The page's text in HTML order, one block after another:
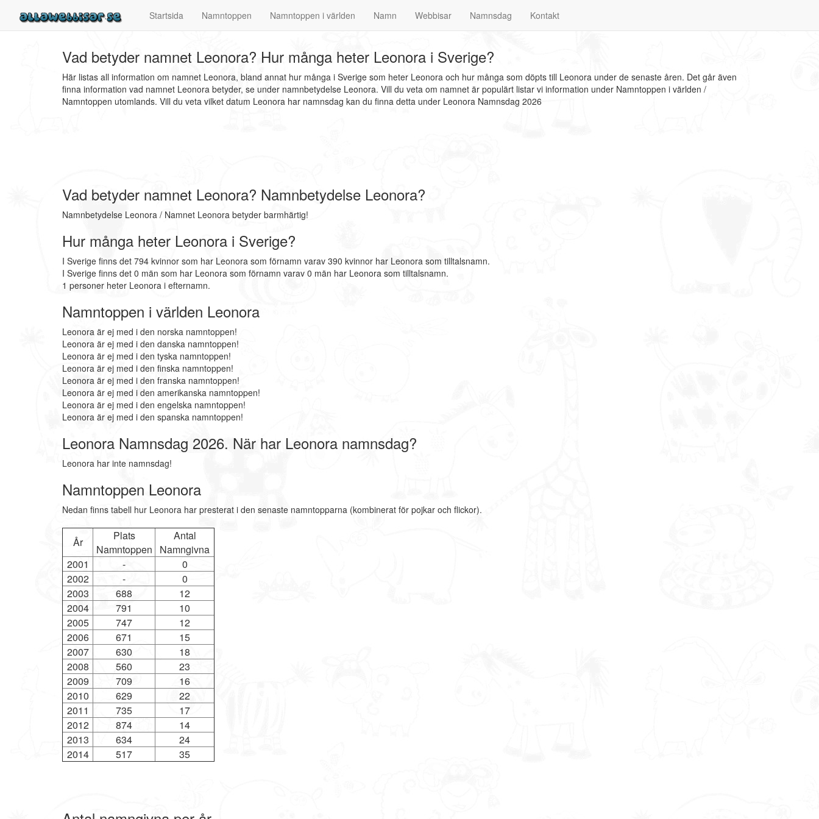
Startsida Namntoppen Namntoppen i världen Namn Webbisar Namnsdag Kontakt
Vad betyder namnet Leonora? Hur många heter Leonora i Sverige?
Här listas all information om namnet Leonora, bland annat hur många i Sverige som heter Leonora och hur många som döpts till Leonora under de senaste åren. Det går även
finna information vad namnet Leonora betyder, se under namnbetydelse Leonora. Vill du veta om namnet är populärt listar vi information under Namntoppen i världen /
Namntoppen utomlands. Vill du veta vilket datum Leonora har namnsdag kan du finna detta under Leonora Namnsdag 2026
Vad betyder namnet Leonora? Namnbetydelse Leonora?
Namnbetydelse Leonora / Namnet Leonora betyder barmhärtig!
Hur många heter Leonora i Sverige?
I Sverige finns det 794 kvinnor som har Leonora som förnamn varav 390 kvinnor har Leonora som tilltalsnamn.
I Sverige finns det 0 män som har Leonora som förnamn varav 0 män har Leonora som tilltalsnamn.
1 personer heter Leonora i efternamn.
Namntoppen i världen Leonora
Leonora är ej med i den norska namntoppen!
Leonora är ej med i den danska namntoppen!
Leonora är ej med i den tyska namntoppen!
Leonora är ej med i den finska namntoppen!
Leonora är ej med i den franska namntoppen!
Leonora är ej med i den amerikanska namntoppen!
Leonora är ej med i den engelska namntoppen!
Leonora är ej med i den spanska namntoppen!
Leonora Namnsdag 2026. När har Leonora namnsdag?
Leonora har inte namnsdag!
Namntoppen Leonora
Nedan finns tabell hur Leonora har presterat i den senaste namntopparna (kombinerat för pojkar och flickor).
År
Plats
Namntoppen
Antal
Namngivna
2001
-
0
2002
-
0
2003
688
12
2004
791
10
2005
747
12
2006
671
15
2007
630
18
2008
560
23
2009
709
16
2010
629
22
2011
735
17
2012
874
14
2013
634
24
2014
517 35